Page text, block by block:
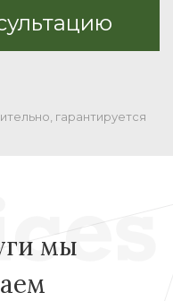
гарантируется
мы